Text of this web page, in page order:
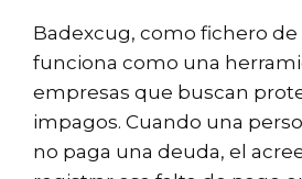
Badexcug, como fichero
funciona como una
empresas que buscan
impagos. Cuando una
no paga una deuda, el